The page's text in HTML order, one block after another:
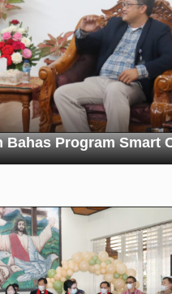
Bahas Program Smart